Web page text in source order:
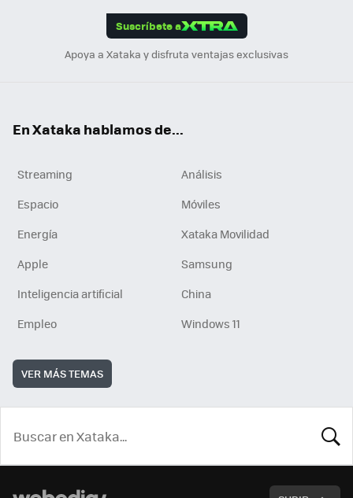
Suscríbete a
Apoya a Xataka y disfruta ventajas exclusivas
En Xataka hablamos de...
Streaming
Análisis
Espacio
Móviles
Energía
Xataka Movilidad
Apple
Samsung
Inteligencia artificial
China
Empleo
Windows 11
VER MÁS TEMAS